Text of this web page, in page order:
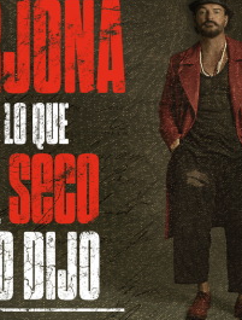
Premium